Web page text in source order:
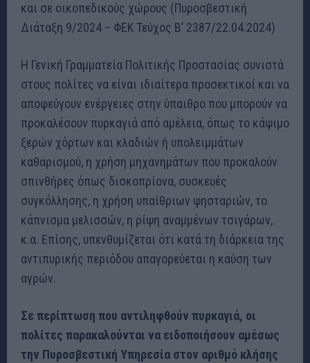
και σε οικοπεδικούς χώρους (Πυροσβεστική
Διάταξη 9/2024 – ΦΕΚ Τεύχος B’ 2387/22.04.2024)
Η Γενική Γραμματεία Πολιτικής Προστασίας συνιστά
στους πολίτες να είναι ιδιαίτερα προσεκτικοί και να
αποφεύγουν ενέργειες στην ύπαιθρο που μπορούν να
προκαλέσουν πυρκαγιά από αμέλεια, όπως το κάψιμο
ξερών χόρτων και κλαδιών ή υπολειμμάτων
καθαρισμού, η χρήση μηχανημάτων που προκαλούν
σπινθήρες όπως δισκοπρίονα, συσκευές
συγκόλλησης, η χρήση υπαίθριων ψησταριών, το
κάπνισμα μελισσών, η ρίψη αναμμένων τσιγάρων,
κ.α. Επίσης, υπενθυμίζεται ότι κατά τη διάρκεια της
αντιπυρικής περιόδου απαγορεύεται η καύση των
αγρών.
Σε περίπτωση που αντιληφθούν πυρκαγιά, οι
πολίτες παρακαλούνται να ειδοποιήσουν αμέσως
την Πυροσβεστική Υπηρεσία στον αριθμό κλήσης